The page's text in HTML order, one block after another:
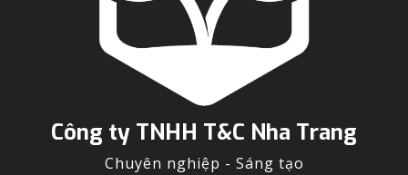
Công ty TNHH T&C Nha Trang
Chuyên nghiệp - Sáng tạo